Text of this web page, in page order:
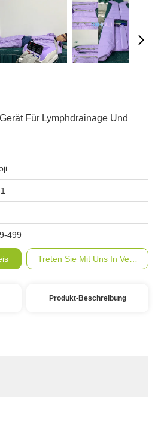
Für Lymphdrainage Und
499
Treten Sie Mit Uns In
Produkt-Beschreibung